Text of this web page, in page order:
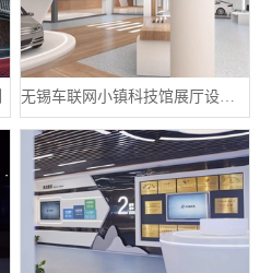
无锡车联网小镇科技馆展厅设计案例